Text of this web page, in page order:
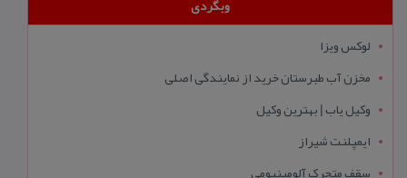
وبگردی
لوکس ویزا
مخزن آب طبرستان خرید از نمایندگی اصلی
وکیل یاب | بهترین وکیل
ایمپلنت شیراز
سقف متحرک آلومینیومی